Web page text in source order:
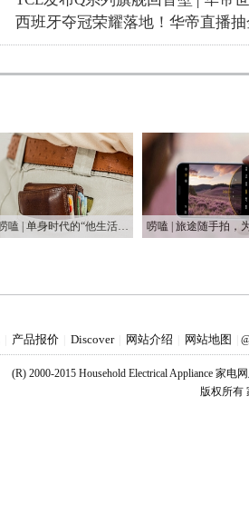
西班牙夺冠荣耀落地！华帝直播
唠嗑 | 单身时代的“他生活” 男性消费成为一个独立增长势力
产品报价 Discover 网站介绍 网站地图
(R) 2000-2015 Household Electrical Appliance 家电
版权所有